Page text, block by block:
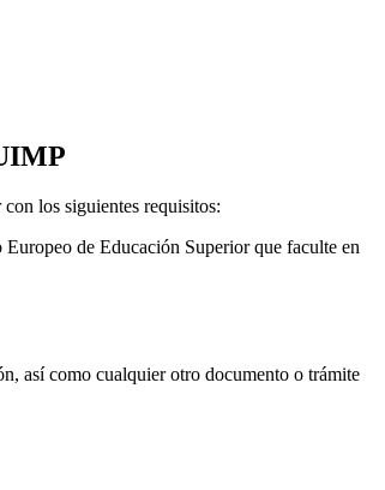
los siguientes requisitos:
de Educación Superior que faculte en
así como cualquier otro documento o trámite